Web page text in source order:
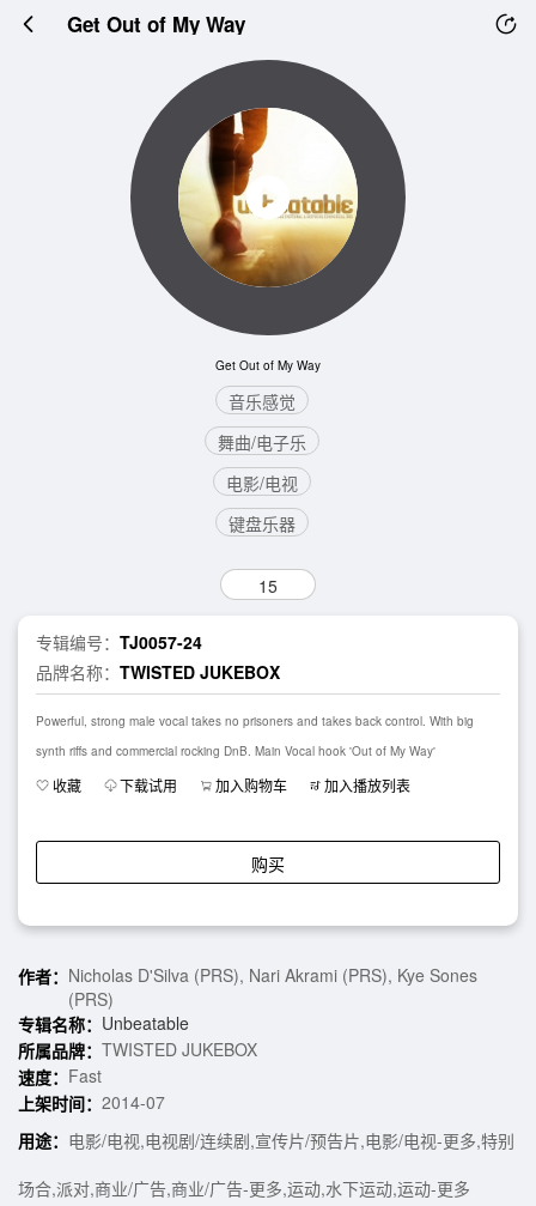
Get Out of My Way
Get Out of My Way
音乐感觉
舞曲/电子乐
电影/电视
键盘乐器
15
专辑编号： TJ0057-24
品牌名称： TWISTED JUKEBOX
Powerful, strong male vocal takes no prisoners and takes back control. With big
synth riffs and commercial rocking DnB. Main Vocal hook 'Out of My Way'
收藏 下载试用 加入购物车 加入播放列表
购买
作者： Nicholas D'Silva (PRS), Nari Akrami (PRS), Kye Sones
(PRS)
专辑名称： Unbeatable
所属品牌： TWISTED JUKEBOX
速度： Fast
上架时间： 2014-07
用途： 电影/电视,电视剧/连续剧,宣传片/预告片,电影/电视-更多,特别
场合,派对,商业/广告,商业/广告-更多,运动,水下运动,运动-更多